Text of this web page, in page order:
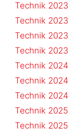
Technik
Technik
Technik
Technik
Technik
Technik
Technik
Technik
Technik